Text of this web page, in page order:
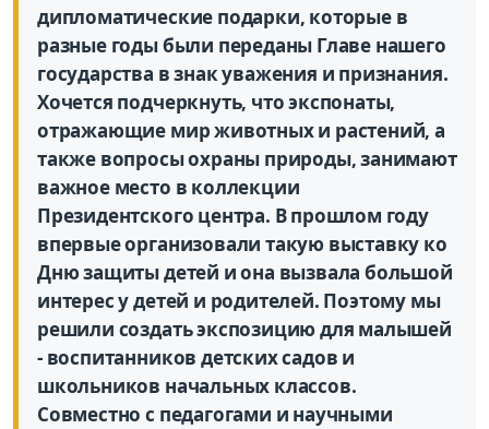
дипломатические подарки, которые в
разные годы были переданы Главе нашего
государства в знак уважения и признания.
Хочется подчеркнуть, что экспонаты,
отражающие мир животных и растений, а
также вопросы охраны природы, занимают
важное место в коллекции
Президентского центра. В прошлом году
впервые организовали такую выставку ко
Дню защиты детей и она вызвала большой
интерес у детей и родителей. Поэтому мы
решили создать экспозицию для малышей
- воспитанников детских садов и
школьников начальных классов.
Совместно с педагогами и научными